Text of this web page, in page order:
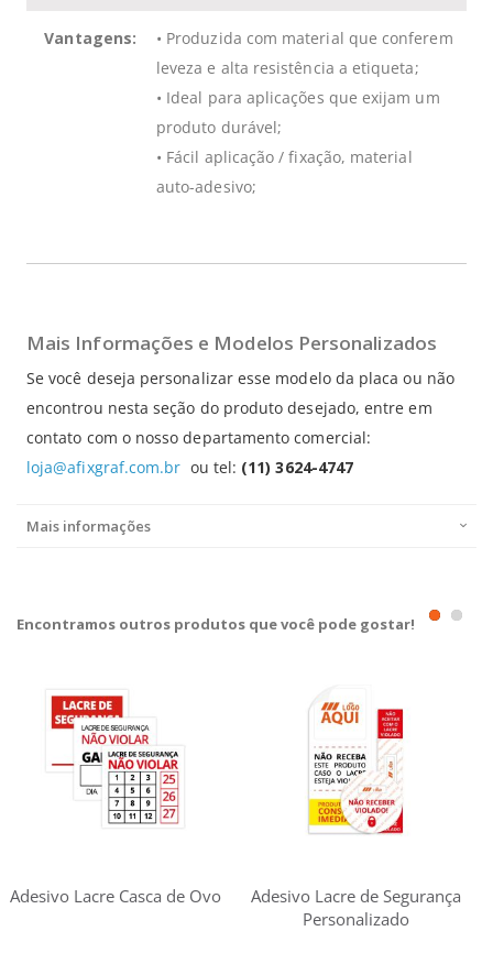
Vantagens: • Produzida com material que conferem
leveza e alta resistência a etiqueta;
• Ideal para aplicações que exijam um
produto durável;
• Fácil aplicação / fixação, material
auto-adesivo;
Mais Informações e Modelos Personalizados
Se você deseja personalizar esse modelo da placa ou não
encontrou nesta seção do produto desejado, entre em
contato com o nosso departamento comercial:
loja@afixgraf.com.br ou tel: (11) 3624-4747
Mais informações
Encontramos outros produtos que você pode gostar!
Adesivo Lacre Casca de Ovo
Adesivo Lacre de Segurança
Personalizado